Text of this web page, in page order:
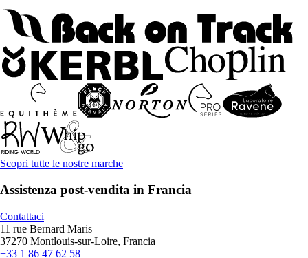
Scopri tutte le nostre marche
Assistenza post-vendita in Francia
Contattaci
11 rue Bernard Maris
37270 Montlouis-sur-Loire, Francia
+33 1 86 47 62 58